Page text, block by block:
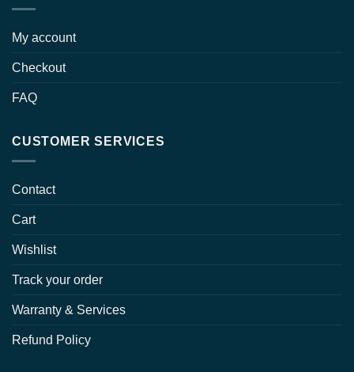
My account
Checkout
FAQ
CUSTOMER SERVICES
Contact
Cart
Wishlist
Track your order
Warranty & Services
Refund Policy